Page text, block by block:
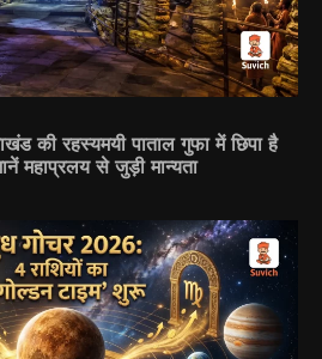
की रहस्यमयी पाताल गुफा में छिपा है
महाप्रलय से जुड़ी मान्यता